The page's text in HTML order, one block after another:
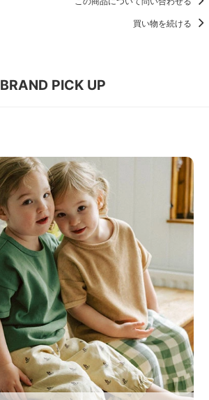
買い物を続ける
BRAND PICK UP